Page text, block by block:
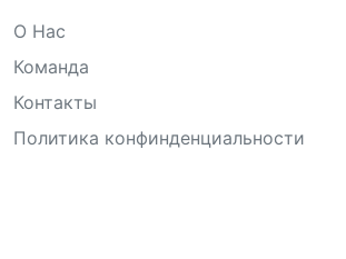
О Нас
Команда
Контакты
Политика конфинденциальности